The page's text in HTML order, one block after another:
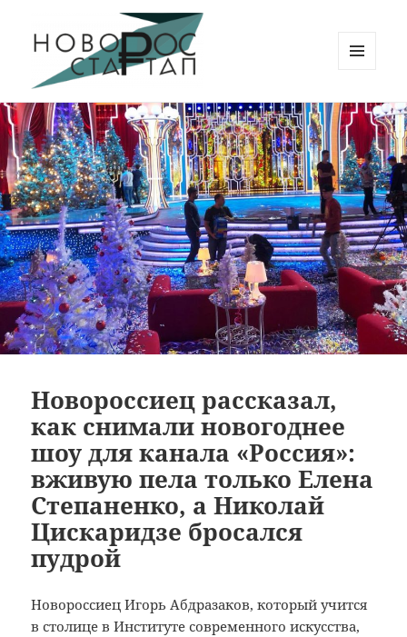
Новорос Стартап
ВИДЖЕТЫ
Новороссиец рассказал,
как снимали новогоднее
шоу для канала «Россия»:
вживую пела только Елена
Степаненко, а Николай
Цискаридзе бросался
пудрой
Новороссиец Игорь Абдразаков, который учится
в столице в Институте современного искусства,